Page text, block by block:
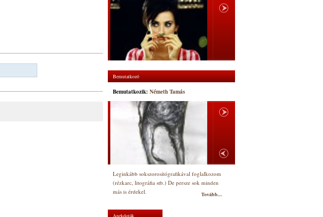
Bemutatkozó
Bemutatkozik: Németh Tamás
Leginkább sokszorosítógrafikával foglalkozom
(rézkarc, litográfia stb.) De persze sok minden
más is érdekel.
Tovább...
Anekdoták